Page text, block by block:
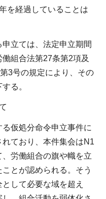
を経過していることは
立ては、法定申立期間
組合法第27条第2項及
3号の規定により、その
る。
仮処分命令申立事件に
ており、本件集会はN1
労働組合の旗や幟を立
とが認められる。そう
して必要な域を超え